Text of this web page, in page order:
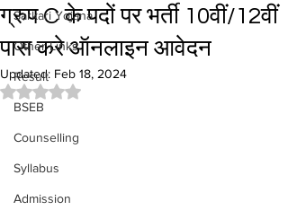
Sarkari Yojana
Other Links
Result
BSEB
Counselling
Syllabus
Admission
ग्रुप C के पदों पर भर्ती 10वीं/12वीं
पास करे ऑनलाइन आवेदन
Updated: Feb 18, 2024
Rated NaN out of 5 stars.